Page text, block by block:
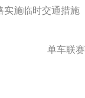
桥大马路实施临时交通措施
单车联